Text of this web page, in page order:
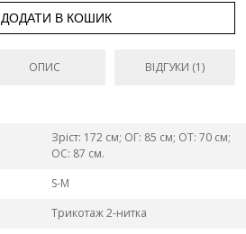
ДОДАТИ В КОШИК
ОПИС ВІДГУКИ (1)
Зріст: 172 см; ОГ: 85 см; ОТ: 70 см;
ОС: 87 см.
S-M
Трикотаж 2-нитка